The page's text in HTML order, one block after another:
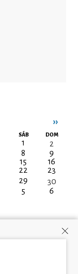
››
SÁB DOM
1
2
8
9
15
16
22
23
29
30
5 6